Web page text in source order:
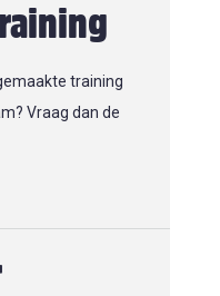
training
Vraag dan de